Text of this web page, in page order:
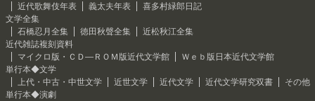
近代歌舞伎年表
義太夫年表
喜多村緑郎日記
文学全集
石橋忍月全集
徳田秋聲全集
近松秋江全集
近代雑誌複刻資料
マイクロ版・ＣＤ―ＲＯＭ版近代文学館
Ｗｅｂ版日本近代文学館
単行本◆文学
上代・中古・中世文学
近世文学 近代文学 近代文学研究双書
その他
単行本◆演劇